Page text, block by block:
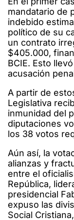
mandatario de
indebido
político de su
un contrato
$405.000,
BCIE. Esto
acusación
A partir de
Legislativa
inmunidad del
diputaciones
los 38 votos
Aún así, la
alianzas y
entre el
República,
presidencial
expuso las
Social